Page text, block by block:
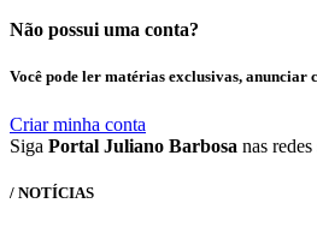
Não possui uma conta?
Você pode ler matérias exclusivas, anunciar
Criar minha conta
Siga Portal Juliano Barbosa nas
/ NOTÍCIAS